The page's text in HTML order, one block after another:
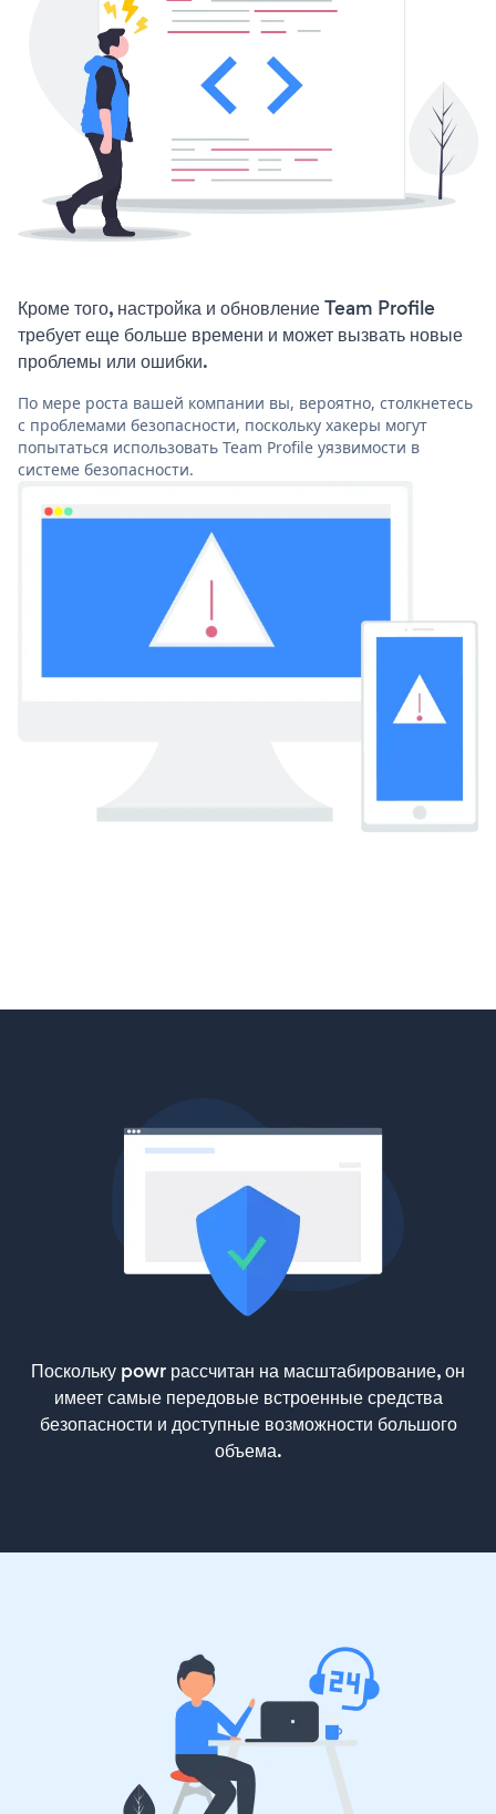
Кроме того, настройка и обновление Team Profile
требует еще больше времени и может вызвать новые
проблемы или ошибки.
По мере роста вашей компании вы, вероятно, столкнетесь
с проблемами безопасности, поскольку хакеры могут
попытаться использовать Team Profile уязвимости в
системе безопасности.
Поскольку powr рассчитан на масштабирование, он
имеет самые передовые встроенные средства
безопасности и доступные возможности большого
объема.